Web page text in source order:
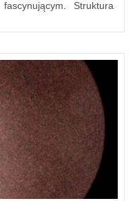
Struktura